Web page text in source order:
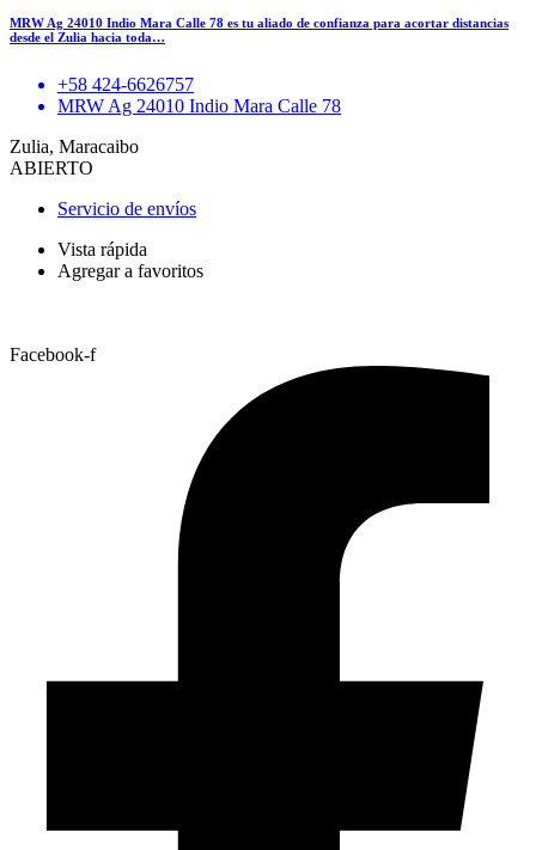
MRW Ag 24010 Indio Mara Calle 78 es tu aliado de confianza para acortar distancias
desde el Zulia hacia toda…
+58 424-6626757
MRW Ag 24010 Indio Mara Calle 78
Zulia, Maracaibo
ABIERTO
Servicio de envíos
Vista rápida
Agregar a favoritos
Facebook-f